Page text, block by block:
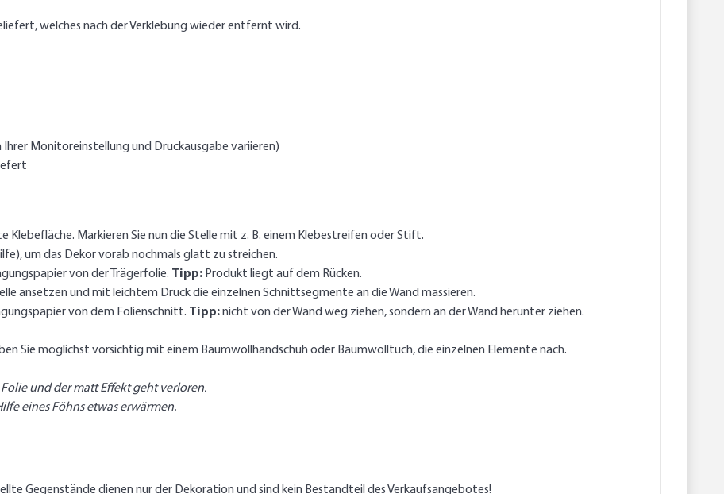
welches nach der Verklebung wieder entfernt wird.
Monitoreinstellung und Druckausgabe variieren)
Klebefläche. Markieren Sie nun die Stelle mit z. B. einem Klebestreifen oder Stift.
um das Dekor vorab nochmals glatt zu streichen.
von der Trägerfolie. Tipp: Produkt liegt auf dem Rücken.
ansetzen und mit leichtem Druck die einzelnen Schnittsegmente an die Wand massieren.
von dem Folienschnitt. Tipp:nicht von der Wand weg ziehen, sondern an der Wand herunter ziehen.
Sie möglichst vorsichtig mit einem Baumwollhandschuh oder Baumwolltuch, die einzelnen Elemente nach.
und der matt Effekt geht verloren.
eines Föhns etwas erwärmen.
Gegenstände dienen nur der Dekoration und sind kein Bestandteil des Verkaufsangebotes!